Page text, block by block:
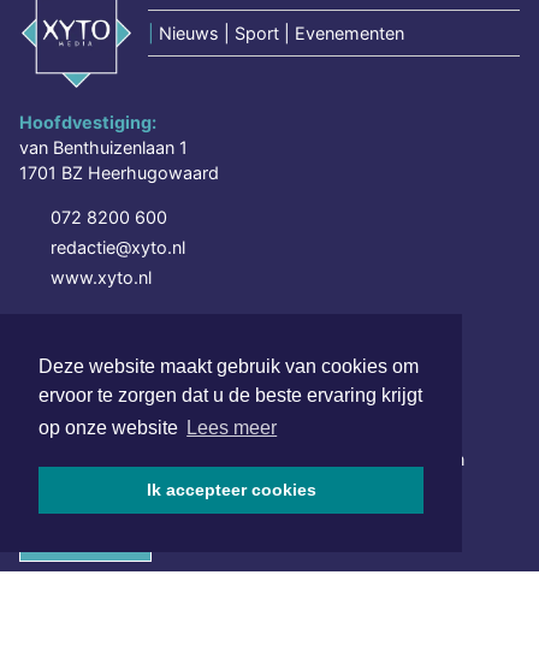
Deze website maakt gebruik van cookies om
ervoor te zorgen dat u de beste ervaring krijgt
op onze website Lees meer
Ik accepteer cookies
Nieuws | Sport | Evenementen
Hoofdvestiging:
van Benthuizenlaan 1
1701 BZ Heerhugowaard
072 8200 600
redactie@xyto.nl
www.xyto.nl
NIEUWSBRIEF AANMELDEN
Schrijf je in voor onze nieuwsbrief en krijg wekelijks een
samenvatting van alle gebeurtenissen uit jouw regio.